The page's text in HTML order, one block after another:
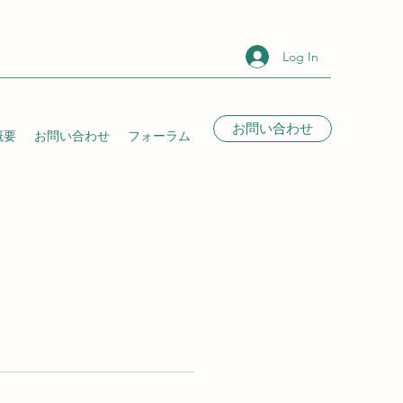
Log In
要 お問い合わせ フォーラム お問い合わせ